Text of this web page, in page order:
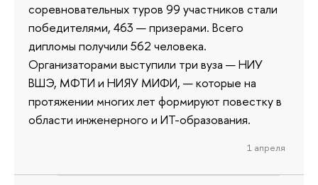
соревновательных туров 99 участников стали
победителями, 463 — призерами. Всего
дипломы получили 562 человека.
Организаторами выступили три вуза — НИУ
ВШЭ, МФТИ и НИЯУ МИФИ, — которые на
протяжении многих лет формируют повестку в
области инженерного и ИТ-образования.
1 апреля